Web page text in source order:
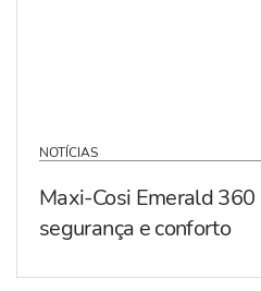
NOTÍCIAS
Maxi-Cosi Emerald 360
segurança e conforto